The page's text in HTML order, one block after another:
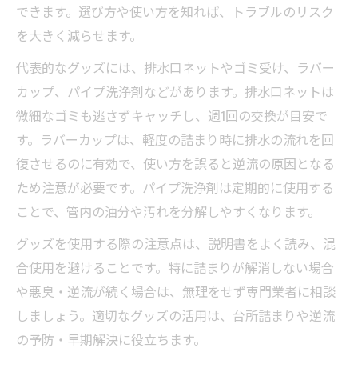
できます。選び方や使い方を知れば、トラブルのリスク
を大きく減らせます。
代表的なグッズには、排水口ネットやゴミ受け、ラバー
カップ、パイプ洗浄剤などがあります。排水口ネットは
微細なゴミも逃さずキャッチし、週1回の交換が目安で
す。ラバーカップは、軽度の詰まり時に排水の流れを回
復させるのに有効で、使い方を誤ると逆流の原因となる
ため注意が必要です。パイプ洗浄剤は定期的に使用する
ことで、管内の油分や汚れを分解しやすくなります。
グッズを使用する際の注意点は、説明書をよく読み、混
合使用を避けることです。特に詰まりが解消しない場合
や悪臭・逆流が続く場合は、無理をせず専門業者に相談
しましょう。適切なグッズの活用は、台所詰まりや逆流
の予防・早期解決に役立ちます。